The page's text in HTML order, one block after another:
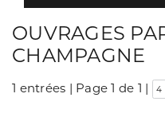
OUVRAGES
CHAMPAGNE
1 entrées | Page 1 de 1 |